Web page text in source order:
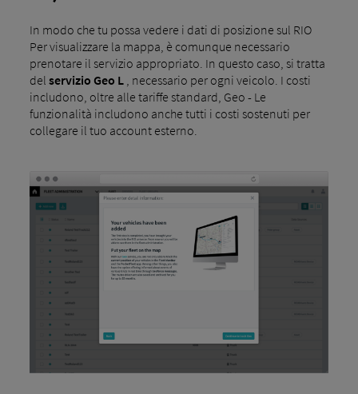
In modo che tu possa vedere i dati di posizione sul RIO
Per visualizzare la mappa, è comunque necessario
prenotare il servizio appropriato. In questo caso, si tratta
del servizio Geo L, necessario per ogni veicolo. I costi
includono, oltre alle tariffe standard, Geo - Le
funzionalità includono anche tutti i costi sostenuti per
collegare il tuo account esterno.